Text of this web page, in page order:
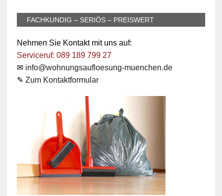
FACHKUNDIG – SERIÖS – PREISWERT
Nehmen Sie Kontakt mit uns auf:
Serviceruf: 089 189 799 27
✉ info@wohnungsaufloesung-muenchen.de
✎ Zum Kontaktformular